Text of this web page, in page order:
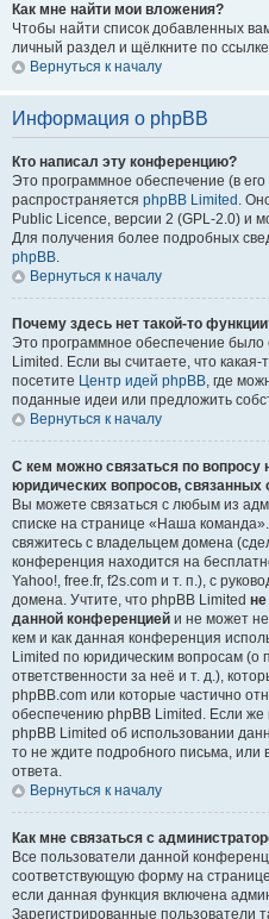
Как мне найти мои вложения?
Чтобы найти список добавленных
личный раздел и щёлкните по
Вернуться к началу
Информация о phpBB
Кто написал эту конференцию?
Это программное обеспечение (в
распространяется phpBB Limited .
Public Licence, версии 2 (GPL-2.0) и
Для получения более подробных
phpBB.
Вернуться к началу
Почему здесь нет такой-то
Это программное обеспечение
Limited. Если вы считаете, что
посетите Центр идей phpBB, где
поданные идеи или предложить
Вернуться к началу
С кем можно связаться по вопросу
юридических вопросов, связанных
Вы можете связаться с любым из
списке на странице «Наша
свяжитесь с владельцем домена
конференция находится на
Yahoo!, free.fr, f2s.com и т. п.), с
домена. Учтите, что phpBB Limited не
данной конференцией и не может
кем и как данная конференция
Limited по юридическим вопросам (о
ответственности за неё и т. д.),
phpBB.com или которые частично
обеспечению phpBB Limited. Если
phpBB Limited об использовании
то не ждите подробного письма,
ответа.
Вернуться к началу
Как мне связаться с
Все пользователи данной
соответствующую форму на
если данная функция включена
Зарегистрированные пользователи